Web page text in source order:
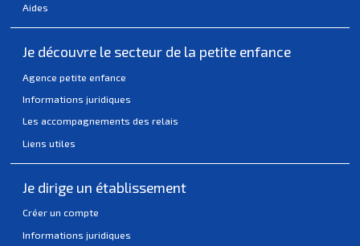
Aides
Je découvre le secteur de la petite enfance
Agence petite enfance
Informations juridiques
Les accompagnements des relais
Liens utiles
Je dirige un établissement
Créer un compte
Informations juridiques